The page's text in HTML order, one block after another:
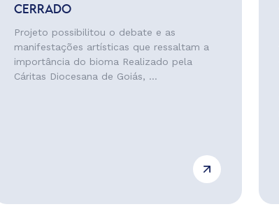
CERRADO
Projeto possibilitou o debate e as
manifestações artísticas que ressaltam a
importância do bioma Realizado pela
Cáritas Diocesana de Goiás, ...